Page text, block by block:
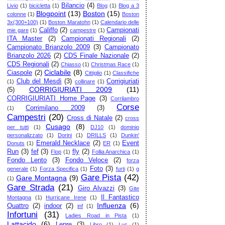
Livio (1) bicicletta (1) Bilancio (4) Blog (1) Blog a 3
colonne (1) Blogpoint (13) Boston (15) Boston
3x(300+100) (1) Boston Maratohn (1) Calendario delle
mie gare (1) Califfo (2) campestre (1) Campionati
ITA Master
(2) Campionati Regionali
(2)
Campionato Brianzolo 2009 (3) Campionato
Brianzolo 2026 (2) CDS Finale Nazionale (2)
CDS Regionali (2) Chiasso (1) Christmas Race (1)
Ciaspole (2) Ciclabile (8) Cittiglio (1) Classifiche
(1) Club del Mesdì (3) collinare (1) Corrigiuriati
(5)
CORRIGIURIATI 2009 (11)
CORRIGIURIATI Home Page (3)
Corrilambro
(1)
Corrimilano 2009 (3)
Corse
Campestri (20) Cross di Natale (2) cross
per tutti
(1) Cusago (8) DJ10 (1)
dominio
personalizzato
(1) Dorini (1) DRILLS (1)
Dunkin'
Donuts (1) Emerald Necklace (2) ER (1) Event
Run (3) fef (3) Flop (1) fly (2) Follia Anarchica (1)
Fondo Lento (3) Fondo Veloce (2)
forza
generale (1) Forza Specifica (1) Foto (3) furti (1) g
(1) Gare Montagna (9) Gare Pista (42)
Gare Strada (21) Giro Alvazzi (3)
Gite
Montagna
(1) Hurricane Irene (1)
Il Fantastico
Quattro (2) indoor (2) inf (1) Influenza (6)
Infortuni (31) Ladies Road in Pista (1)